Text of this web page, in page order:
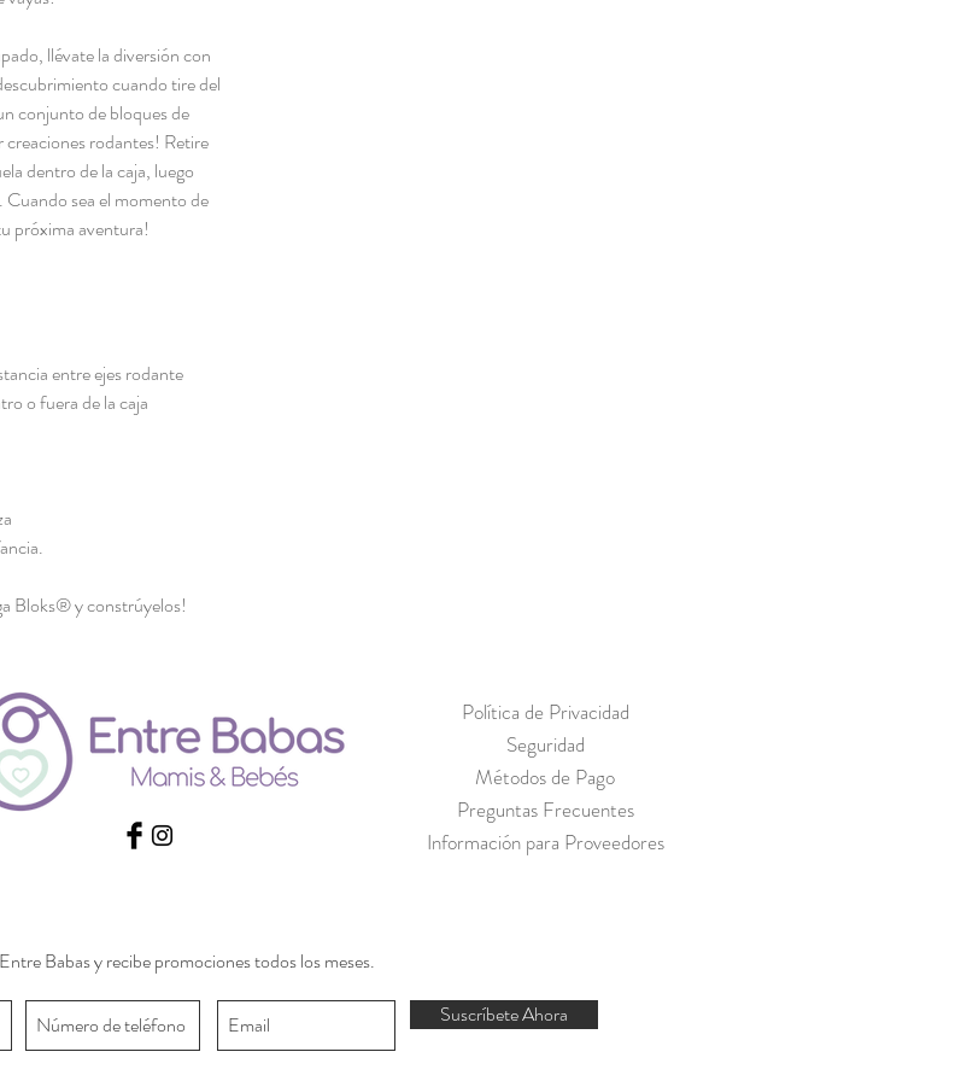
llévate la diversión con
cuando tire del
conjunto de bloques de
rodantes! Retire
dentro de la caja, luego
Cuando sea el momento de
próxima aventura!
entre ejes rodante
o fuera de la caja
Bloks® y constrúyelos!
Política de Privacidad
Seguridad
Métodos de Pago
Preguntas Frecuentes
Información para Proveedores
Babas y recibe promociones todos los meses.
Suscríbete Ahora